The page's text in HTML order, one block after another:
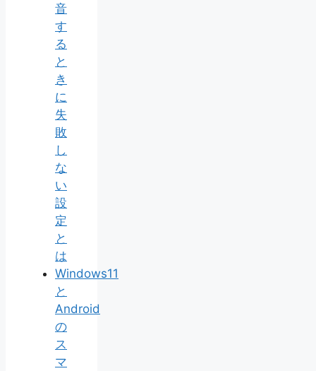
音
す
る
と
き
に
失
敗
し
な
い
設
定
と
は
Windows11
と
Android
の
ス
マ